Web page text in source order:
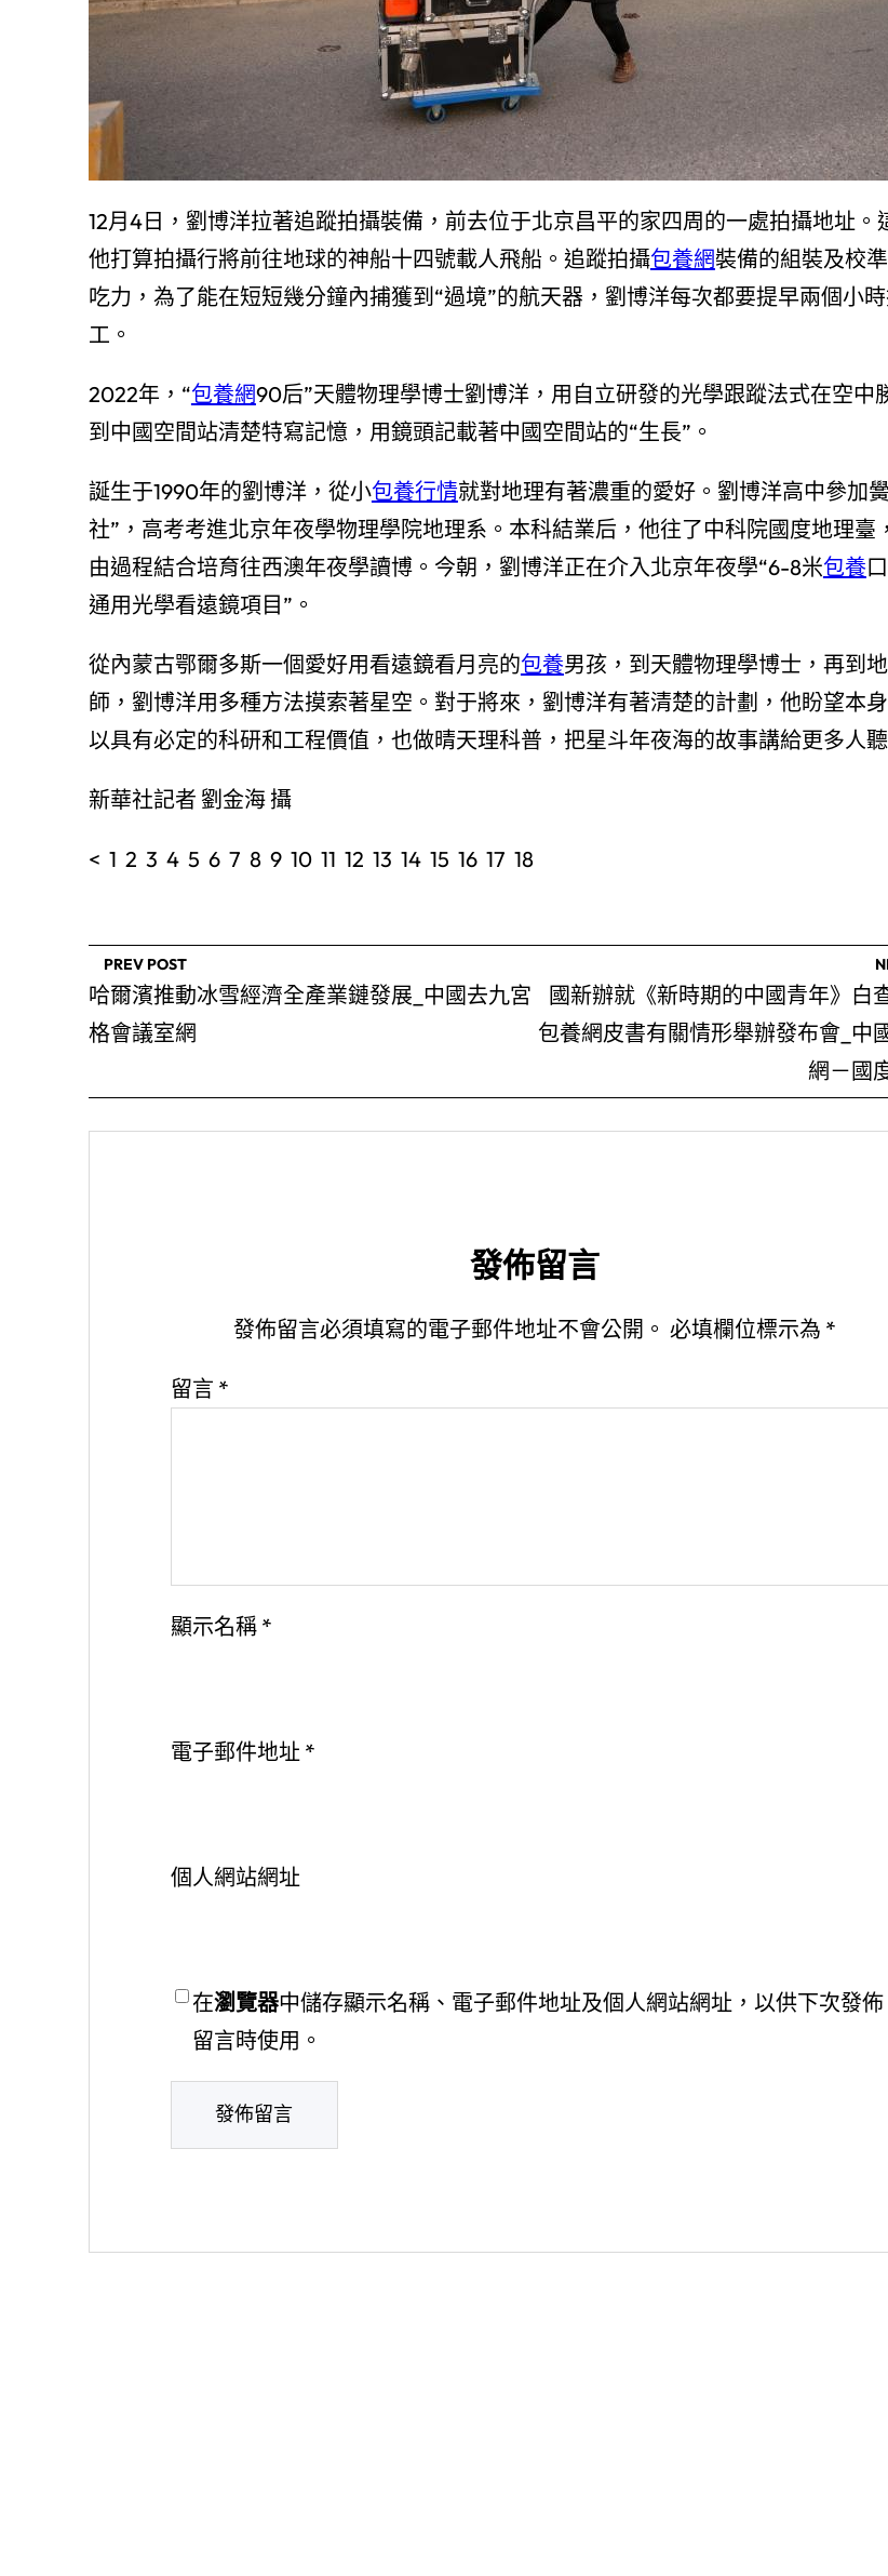
12月4日，劉博洋拉著追蹤拍攝裝備，前去位于北京昌平的家四周的一處拍攝地址。
他打算拍攝行將前往地球的神船十四號載人飛船。追蹤拍攝包養網裝備的組裝及校
吃力，為了能在短短幾分鐘內捕獲到“過境”的航天器，劉博洋每次都要提早兩個小
工。
2022年，“包養網90后”天體物理學博士劉博洋，用自立研發的光學跟蹤法式在空中
到中國空間站清楚特寫記憶，用鏡頭記載著中國空間站的“生長”。
誕生于1990年的劉博洋，從小包養行情就對地理有著濃重的愛好。劉博洋高中參加
社”，高考考進北京年夜學物理學院地理系。本科結業后，他往了中科院國度地理臺
由過程結合培育往西澳年夜學讀博。今朝，劉博洋正在介入北京年夜學“6-8米包養
通用光學看遠鏡項目”。
從內蒙古鄂爾多斯一個愛好用看遠鏡看月亮的包養男孩，到天體物理學博士，再到
師，劉博洋用多種方法摸索著星空。對于將來，劉博洋有著清楚的計劃，他盼望本
以具有必定的科研和工程價值，也做晴天理科普，把星斗年夜海的故事講給更多人聽
新華社記者 劉金海 攝
< 1 2 3 4 5 6 7 8 9 10 11 12 13 14 15 16 17 18
PREV POST
哈爾濱推動冰雪經濟全產業鏈發展_中國去九宮
格會議室網
國新辦就《新時期的中國青年》白
包養網皮書有關情形舉辦發布會_中
網－國
發佈留言
發佈留言必須填寫的電子郵件地址不會公開。 必填欄位標示為 *
留言 *
顯示名稱 *
電子郵件地址 *
個人網站網址
在瀏覽器中儲存顯示名稱、電子郵件地址及個人網站網址，以供下次發佈
留言時使用。